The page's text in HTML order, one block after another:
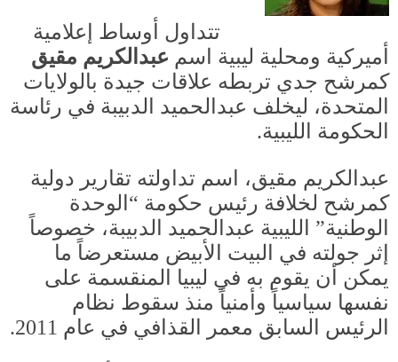
تتداول أوساط إعلامية
أميركية ومحلية ليبية اسم عبدالكريم مقيق
كمرشح جدي تربطه علاقات جيدة بالولايات
المتحدة، ليخلف عبدالحميد الدبيبة في رئاسة
الحكومة الليبية.
عبدالكريم مقيق، اسم تداولته تقارير دولية
كمرشح لخلافة رئيس حكومة “ الوحدة
الوطنية”
الليبية عبدالحميد الدبيبة، خصوصاً
إثر جولته في البيت الأبيض مستعرضاً ما
يمكن أن يقوم به في ليبيا المنقسمة على
نفسها سياسياً وأمنياً منذ سقوط نظام
الرئيس السابق معمر القذافي في عام 2011.